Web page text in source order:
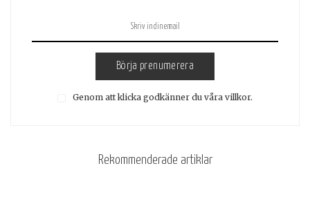
Börja prenumerera
Genom att klicka godkänner du våra villkor.
Rekommenderade artiklar